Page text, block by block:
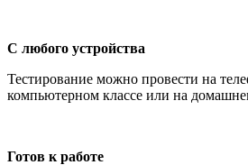
С любого устройства
Тестирование можно провести на
компьютерном классе или на
Готов к работе